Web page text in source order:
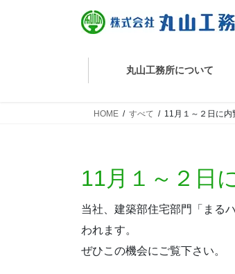
丸山工務所について
HOME すべて 11月１～２日に内
11月１～２日
当社、建築部住宅部門「まる
われます。
ぜひこの機会にご覧下さい。